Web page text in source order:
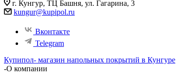
г. Кунгур, ТЦ Башня, ул. Гагарина, 3
kungur@kupipol.ru
Вконтакте
Telegram
Купипол- магазин напольных покрытий в Кунгуре
-О компании